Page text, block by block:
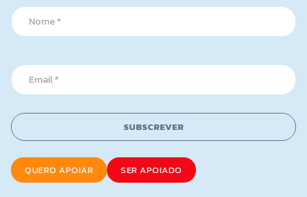
N
a
N
a
m
E
m
a
l
*
SUBSCREVER
QUERO APOIAR SER APOIADO